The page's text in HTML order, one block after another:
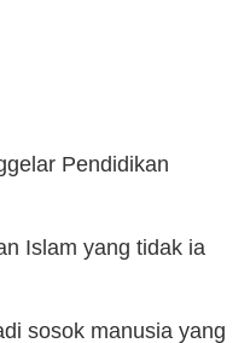
Pendidikan
Islam yang tidak ia
sosok manusia yang